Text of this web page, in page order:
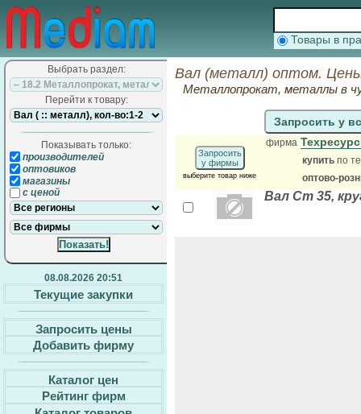
Товары в
Выбрать раздел:
Перейти к товару:
Показывать только:
производителей
оптовиков
магазины
с ценой
08.08.2026 20:51
Текущие закупки
Запросить цены
Добавить фирму
Каталог цен
Рейтинг фирм
Вал (металл) оптом.
Металлопрокат, металлы в
Запросить у
Запросить
у фирмы
выберите товар ниже
фирма
купить по
оптово-
Вал Ст 35,